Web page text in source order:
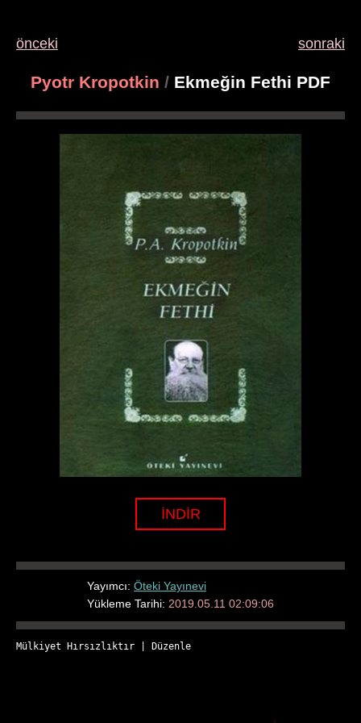
önceki sonraki
Pyotr Kropotkin / Ekmeğin Fethi PDF
İNDİR
Yayımcı: Öteki Yayınevi
Yükleme Tarihi: 2019.05.11 02:09:06
Mülkiyet Hırsızlıktır Düzenle